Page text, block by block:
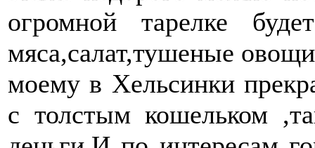
огромной тарелке
мяса,салат,тушеные
моему в Хельсинки
с толстым кошельком